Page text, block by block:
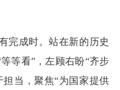
完成时。站在新的历史
等看”，左顾右盼“齐步
当，聚焦“为国家提供